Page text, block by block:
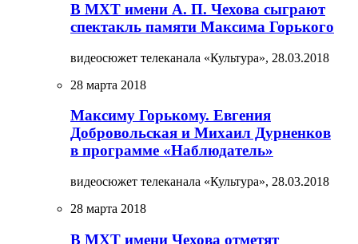
В МХТ имени А. П. Чехова сыграют
спектакль памяти Максима Горького
видеосюжет телеканала «Культура», 28.03.2018
28 марта 2018
Максиму Горькому. Евгения
Добровольская и Михаил Дурненков
в программе «Наблюдатель»
видеосюжет телеканала «Культура», 28.03.2018
28 марта 2018
В МХТ имени Чехова отметят